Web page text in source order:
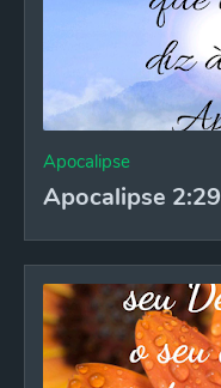
Apocalipse
Apocalipse 2:29